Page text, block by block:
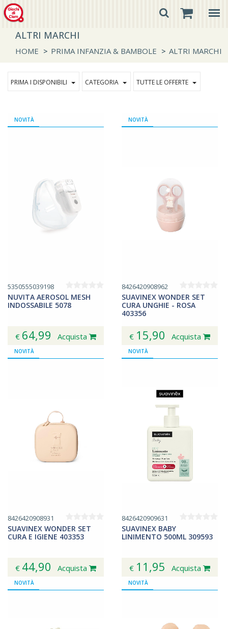
ALTRI MARCHI
HOME > PRIMA INFANZIA & BAMBOLE > ALTRI MARCHI
PRIMA I DISPONIBILI CATEGORIA TUTTE LE OFFERTE
NOVITÀ
5350555039198
NUVITA AEROSOL MESH
INDOSSABILE 5078
€ 64,99 Acquista
NOVITÀ
8426420908962
SUAVINEX WONDER SET
CURA UNGHIE - ROSA
403356
€ 15,90 Acquista
NOVITÀ
8426420908931
SUAVINEX WONDER SET
CURA E IGIENE 403353
€ 44,90 Acquista
NOVITÀ
8426420909631
SUAVINEX BABY
LINIMENTO 500ML 309593
€ 11,95 Acquista
NOVITÀ NOVITÀ